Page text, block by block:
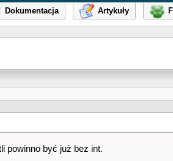
Dokumentacja Artykuły
powinno być już bez int.